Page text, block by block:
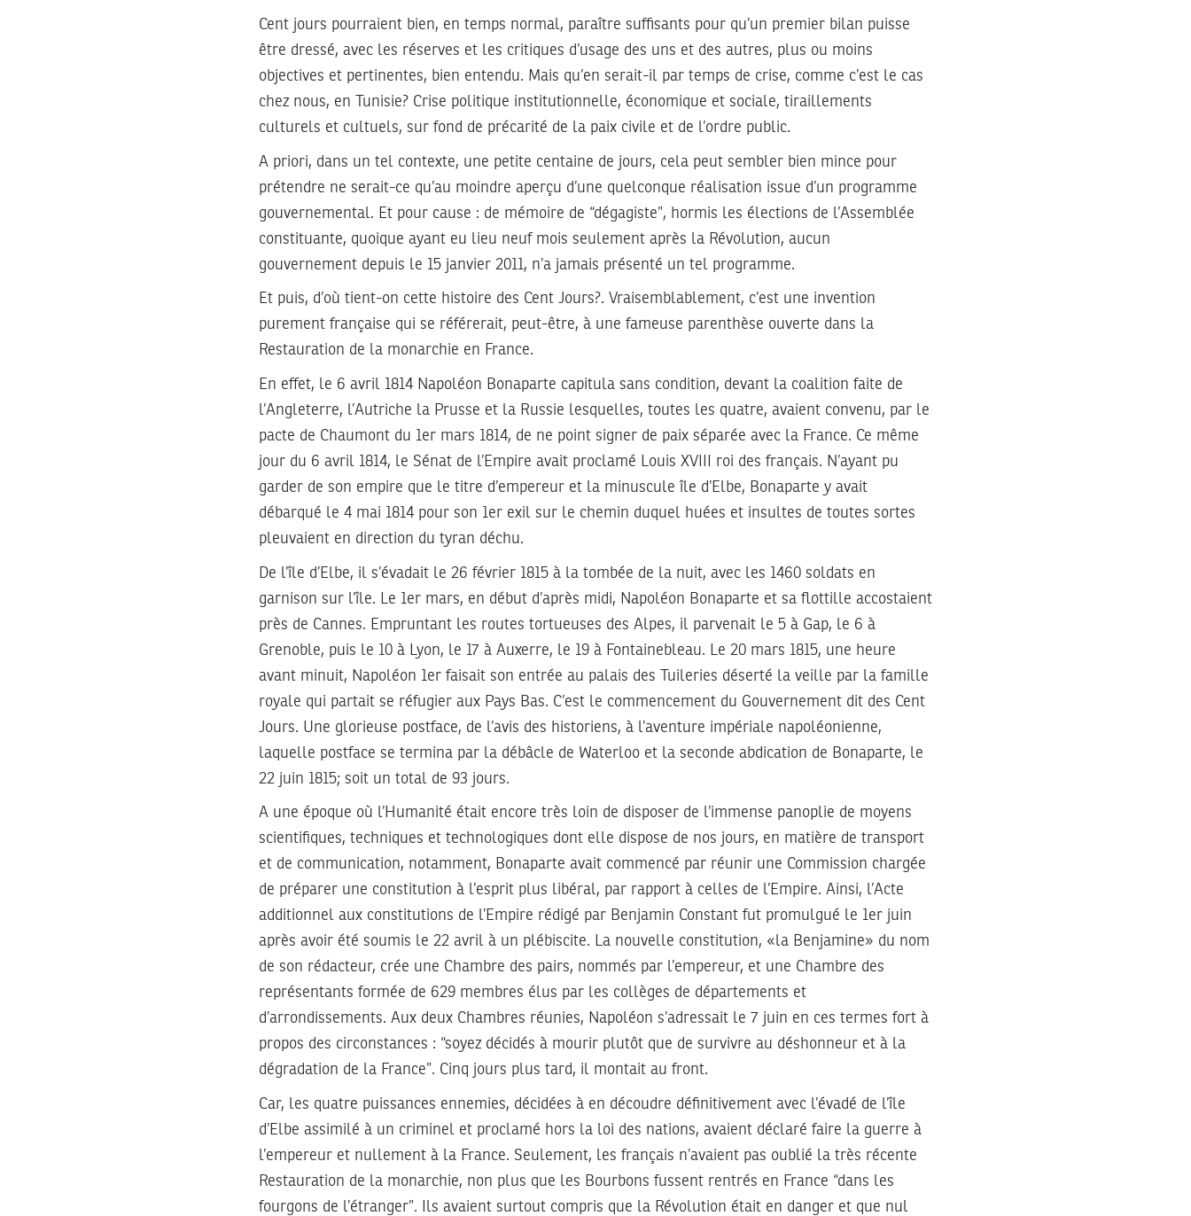
Cent jours pourraient bien, en temps normal, paraître suffisants pour qu’un premier bilan puisse
être dressé, avec les réserves et les critiques d’usage des uns et des autres, plus ou moins
objectives et pertinentes, bien entendu. Mais qu’en serait-il par temps de crise, comme c’est le cas
chez nous, en Tunisie? Crise politique institutionnelle, économique et sociale, tiraillements
culturels et cultuels, sur fond de précarité de la paix civile et de l’ordre public.
A priori, dans un tel contexte, une petite centaine de jours, cela peut sembler bien mince pour
prétendre ne serait-ce qu’au moindre aperçu d’une quelconque réalisation issue d’un programme
gouvernemental. Et pour cause : de mémoire de “dégagiste”, hormis les élections de l’Assemblée
constituante, quoique ayant eu lieu neuf mois seulement après la Révolution, aucun
gouvernement depuis le 15 janvier 2011, n’a jamais présenté un tel programme.
Et puis, d’où tient-on cette histoire des Cent Jours?. Vraisemblablement, c’est une invention
purement française qui se référerait, peut-être, à une fameuse parenthèse ouverte dans la
Restauration de la monarchie en France.
En effet, le 6 avril 1814 Napoléon Bonaparte capitula sans condition, devant la coalition faite de
l’Angleterre, l’Autriche la Prusse et la Russie lesquelles, toutes les quatre, avaient convenu, par le
pacte de Chaumont du 1er mars 1814, de ne point signer de paix séparée avec la France. Ce même
jour du 6 avril 1814, le Sénat de l’Empire avait proclamé Louis XVIII roi des français. N’ayant pu
garder de son empire que le titre d’empereur et la minuscule île d’Elbe, Bonaparte y avait
débarqué le 4 mai 1814 pour son 1er exil sur le chemin duquel huées et insultes de toutes sortes
pleuvaient en direction du tyran déchu.
De l’île d’Elbe, il s’évadait le 26 février 1815 à la tombée de la nuit, avec les 1460 soldats en
garnison sur l’île. Le 1er mars, en début d’après midi, Napoléon Bonaparte et sa flottille accostaient
près de Cannes. Empruntant les routes tortueuses des Alpes, il parvenait le 5 à Gap, le 6 à
Grenoble, puis le 10 à Lyon, le 17 à Auxerre, le 19 à Fontainebleau. Le 20 mars 1815, une heure
avant minuit, Napoléon 1er faisait son entrée au palais des Tuileries déserté la veille par la famille
royale qui partait se réfugier aux Pays Bas. C’est le commencement du Gouvernement dit des Cent
Jours. Une glorieuse postface, de l’avis des historiens, à l’aventure impériale napoléonienne,
laquelle postface se termina par la débâcle de Waterloo et la seconde abdication de Bonaparte, le
22 juin 1815; soit un total de 93 jours.
A une époque où l’Humanité était encore très loin de disposer de l’immense panoplie de moyens
scientifiques, techniques et technologiques dont elle dispose de nos jours, en matière de transport
et de communication, notamment, Bonaparte avait commencé par réunir une Commission chargée
de préparer une constitution à l’esprit plus libéral, par rapport à celles de l’Empire. Ainsi, l’Acte
additionnel aux constitutions de l’Empire rédigé par Benjamin Constant fut promulgué le 1er juin
après avoir été soumis le 22 avril à un plébiscite. La nouvelle constitution, «la Benjamine» du nom
de son rédacteur, crée une Chambre des pairs, nommés par l’empereur, et une Chambre des
représentants formée de 629 membres élus par les collèges de départements et
d’arrondissements. Aux deux Chambres réunies, Napoléon s’adressait le 7 juin en ces termes fort à
propos des circonstances : “soyez décidés à mourir plutôt que de survivre au déshonneur et à la
dégradation de la France”. Cinq jours plus tard, il montait au front.
Car, les quatre puissances ennemies, décidées à en découdre définitivement avec l’évadé de l’île
d’Elbe assimilé à un criminel et proclamé hors la loi des nations, avaient déclaré faire la guerre à
l’empereur et nullement à la France. Seulement, les français n’avaient pas oublié la très récente
Restauration de la monarchie, non plus que les Bourbons fussent rentrés en France “dans les
fourgons de l’étranger”. Ils avaient surtout compris que la Révolution était en danger et que nul